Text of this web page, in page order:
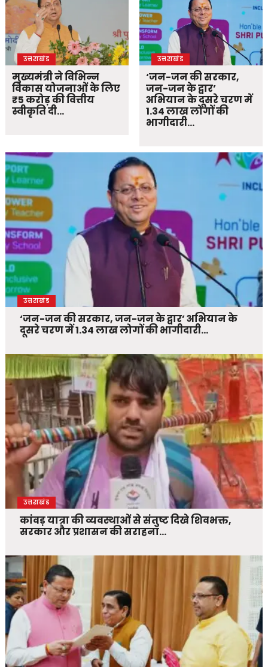
उत्तराखंड
मुख्यमंत्री ने विभिन्न
विकास योजनाओं के लिए
₹5 करोड़ की वित्तीय
स्वीकृति दी…
उत्तराखंड
‘जन-जन की सरकार,
जन-जन के द्वार’
अभियान के दूसरे चरण में
1.34 लाख लोगों की
भागीदारी…
उत्तराखंड
‘जन-जन की सरकार, जन-जन के द्वार’ अभियान के
दूसरे चरण में 1.34 लाख लोगों की भागीदारी…
उत्तराखंड
कांवड़ यात्रा की व्यवस्थाओं से संतुष्ट दिखे शिवभक्त,
सरकार और प्रशासन की सराहना…